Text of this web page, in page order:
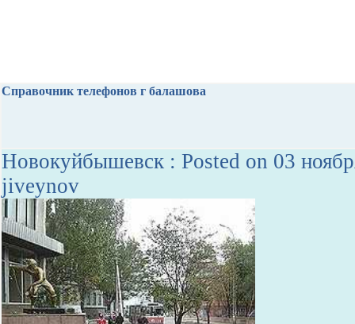
Справочник телефонов г балашова
Новокуйбышевск : Posted on 03
jiveynov